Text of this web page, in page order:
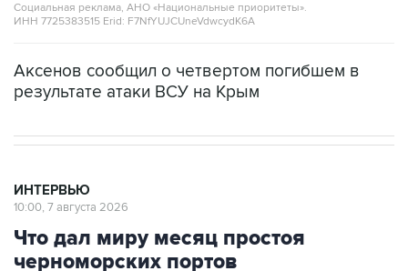
Социальная реклама, АНО «Национальные приоритеты».
ИНН 7725383515 Erid: F7NfYUJCUneVdwcydK6A
Аксенов сообщил о четвертом погибшем в
результате атаки ВСУ на Крым
ИНТЕРВЬЮ
10:00, 7 августа 2026
Что дал миру месяц простоя
черноморских портов